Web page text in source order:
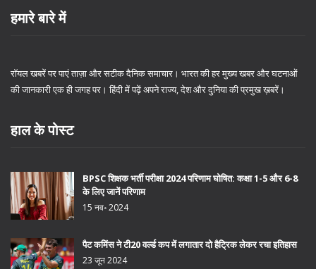
हमारे बारे में
रॉयल खबरें पर पाएं ताज़ा और सटीक दैनिक समाचार। भारत की हर मुख्य खबर और घटनाओं
की जानकारी एक ही जगह पर। हिंदी में पढ़ें अपने राज्य, देश और दुनिया की प्रमुख ख़बरें।
हाल के पोस्ट
BPSC शिक्षक भर्ती परीक्षा 2024 परिणाम घोषित: कक्षा 1-5 और 6-8
के लिए जानें परिणाम
15 नव॰ 2024
पैट कमिंस ने टी20 वर्ल्ड कप में लगातार दो हैट्रिक लेकर रचा इतिहास
23 जून 2024